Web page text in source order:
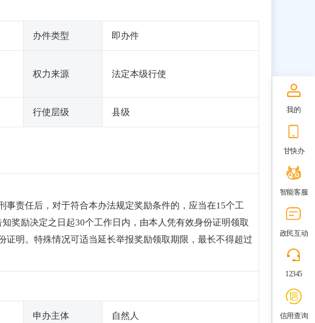
办件类型 即办件
权力来源 法定本级行使
行使层级 县级
责任后，对于符合本办法规定奖励条件的，应当在15个工
奖励决定之日起30个工作日内，由本人凭有效身份证明领取
明。特殊情况可适当延长举报奖励领取期限，最长不得超过
申办主体 自然人
我的
甘快办
智能客服
政民互动
12345
信用查询